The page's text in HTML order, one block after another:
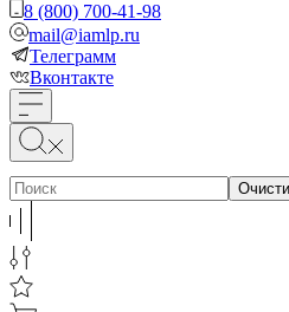
8 (800) 700-41-98
mail@iamlp.ru
Телеграмм
Вконтакте